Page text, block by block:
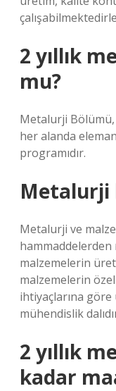
2 yıllık
mu?
Metalurji
her alanda
programıdır.
Metalurji
Metalurji ve
hammaddelerden
malzemelerin
malzemelerin
ihtiyaçlarına
mühendislik
2 yıllık
kadar